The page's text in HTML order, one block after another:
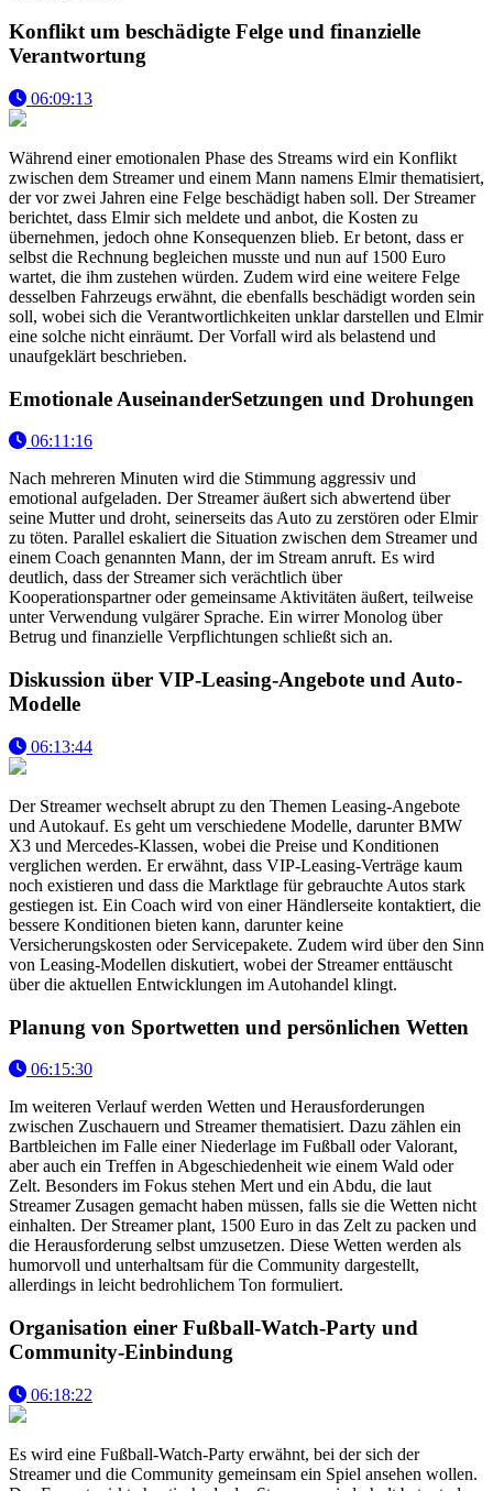
Konflikt um beschädigte Felge und finanzielle
Verantwortung
06:09:13
Während einer emotionalen Phase des Streams wird ein Konflikt
zwischen dem Streamer und einem Mann namens Elmir thematisiert,
der vor zwei Jahren eine Felge beschädigt haben soll. Der Streamer
berichtet, dass Elmir sich meldete und anbot, die Kosten zu
übernehmen, jedoch ohne Konsequenzen blieb. Er betont, dass er
selbst die Rechnung begleichen musste und nun auf 1500 Euro
wartet, die ihm zustehen würden. Zudem wird eine weitere Felge
desselben Fahrzeugs erwähnt, die ebenfalls beschädigt worden sein
soll, wobei sich die Verantwortlichkeiten unklar darstellen und Elmir
eine solche nicht einräumt. Der Vorfall wird als belastend und
unaufgeklärt beschrieben.
Emotionale AuseinanderSetzungen und Drohungen
06:11:16
Nach mehreren Minuten wird die Stimmung aggressiv und
emotional aufgeladen. Der Streamer äußert sich abwertend über
seine Mutter und droht, seinerseits das Auto zu zerstören oder Elmir
zu töten. Parallel eskaliert die Situation zwischen dem Streamer und
einem Coach genannten Mann, der im Stream anruft. Es wird
deutlich, dass der Streamer sich verächtlich über
Kooperationspartner oder gemeinsame Aktivitäten äußert, teilweise
unter Verwendung vulgärer Sprache. Ein wirrer Monolog über
Betrug und finanzielle Verpflichtungen schließt sich an.
Diskussion über VIP-Leasing-Angebote und Auto-
Modelle
06:13:44
Der Streamer wechselt abrupt zu den Themen Leasing-Angebote
und Autokauf. Es geht um verschiedene Modelle, darunter BMW
X3 und Mercedes-Klassen, wobei die Preise und Konditionen
verglichen werden. Er erwähnt, dass VIP-Leasing-Verträge kaum
noch existieren und dass die Marktlage für gebrauchte Autos stark
gestiegen ist. Ein Coach wird von einer Händlerseite kontaktiert, die
bessere Konditionen bieten kann, darunter keine
Versicherungskosten oder Servicepakete. Zudem wird über den Sinn
von Leasing-Modellen diskutiert, wobei der Streamer enttäuscht
über die aktuellen Entwicklungen im Autohandel klingt.
Planung von Sportwetten und persönlichen Wetten
06:15:30
Im weiteren Verlauf werden Wetten und Herausforderungen
zwischen Zuschauern und Streamer thematisiert. Dazu zählen ein
Bartbleichen im Falle einer Niederlage im Fußball oder Valorant,
aber auch ein Treffen in Abgeschiedenheit wie einem Wald oder
Zelt. Besonders im Fokus stehen Mert und ein Abdu, die laut
Streamer Zusagen gemacht haben müssen, falls sie die Wetten nicht
einhalten. Der Streamer plant, 1500 Euro in das Zelt zu packen und
die Herausforderung selbst umzusetzen. Diese Wetten werden als
humorvoll und unterhaltsam für die Community dargestellt,
allerdings in leicht bedrohlichem Ton formuliert.
Organisation einer Fußball-Watch-Party und
Community-Einbindung
06:18:22
Es wird eine Fußball-Watch-Party erwähnt, bei der sich der
Streamer und die Community gemeinsam ein Spiel ansehen wollen.